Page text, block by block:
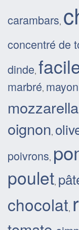
carambars,
concentré de
dinde,
marbré,
mozzarella
oignon,
poivrons,
poulet,
chocolat,